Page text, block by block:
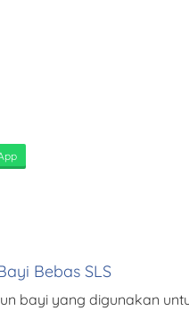
Bebas SLS
bayi yang digunakan